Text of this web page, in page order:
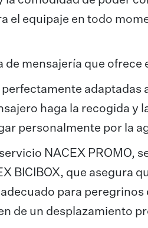
el equipaje en todo
de mensajería que
adaptadas
haga la recogida y
personalmente por la
NACEX PROMO,
BICIBOX, que asegura
para peregrinos
de un desplazamiento